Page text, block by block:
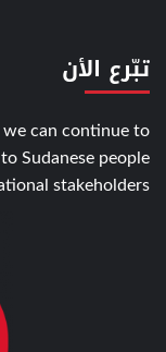
تبّرع الأن
can continue to
Sudanese people
stakeholders.